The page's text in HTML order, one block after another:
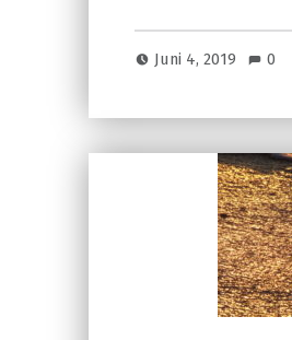
Juni 4, 2019 0